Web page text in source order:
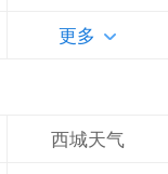
更多
西城天气